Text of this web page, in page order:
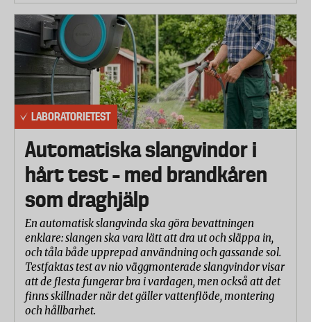
LABORATORIETEST
Automatiska slangvindor i
hårt test – med brandkåren
som draghjälp
En automatisk slangvinda ska göra bevattningen
enklare: slangen ska vara lätt att dra ut och släppa in,
och tåla både upprepad användning och gassande sol.
Testfaktas test av nio väggmonterade slangvindor visar
att de flesta fungerar bra i vardagen, men också att det
finns skillnader när det gäller vattenflöde, montering
och hållbarhet.